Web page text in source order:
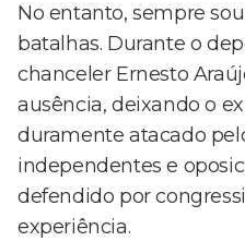
No entanto, sempre
batalhas. Durante o
chanceler Ernesto
ausência, deixando o
duramente atacado
independentes e
defendido por
experiência.